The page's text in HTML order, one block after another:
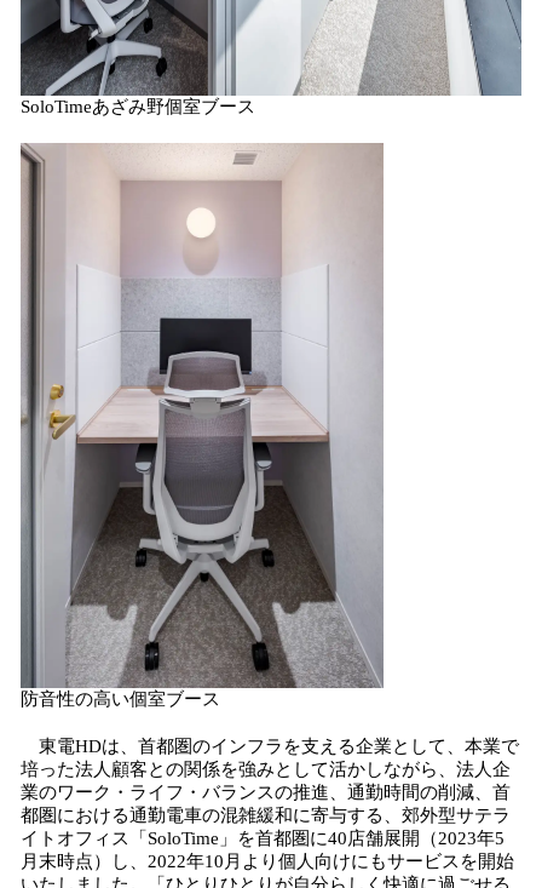
SoloTimeあざみ野個室ブース
防音性の高い個室ブース
東電HDは、首都圏のインフラを支える企業として、本業で
培った法人顧客との関係を強みとして活かしながら、法人企
業のワーク・ライフ・バランスの推進、通勤時間の削減、首
都圏における通勤電車の混雑緩和に寄与する、郊外型サテラ
イトオフィス「SoloTime」を首都圏に40店舗展開（2023年5
月末時点）し、2022年10月より個人向けにもサービスを開始